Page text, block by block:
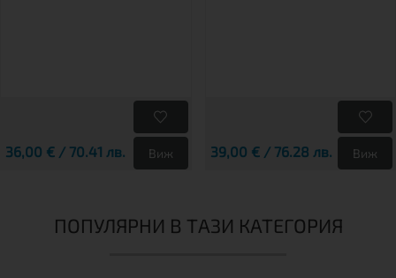
36,00 € / 70.41 лв. Виж 39,00 € / 76.28 лв. Виж
ПОПУЛЯРНИ В ТАЗИ КАТЕГОРИЯ